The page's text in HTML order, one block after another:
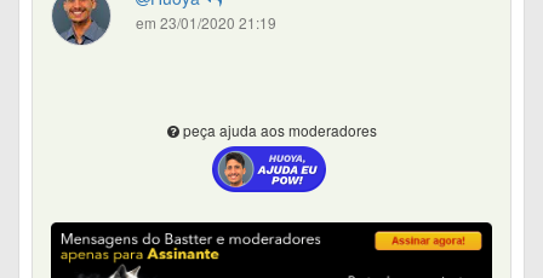
em 23/01/2020 21:19
peça ajuda aos moderadores